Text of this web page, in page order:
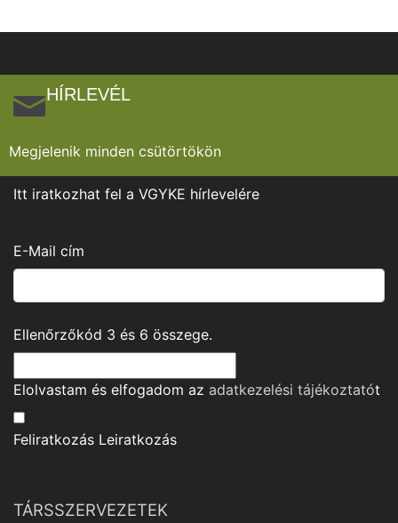
HÍRLEVÉL
Megjelenik minden csütörtökön
Itt iratkozhat fel a VGYKE hírlevelére
E-Mail cím
Ellenőrzőkód 3 és 6 összege.
Elolvastam és elfogadom az adatkezelési tájékoztatót
Feliratkozás Leiratkozás
TÁRSSZERVEZETEK